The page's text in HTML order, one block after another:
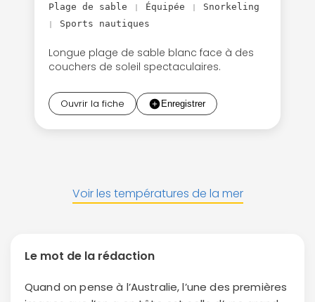
Plage de sable Équipée Snorkeling
Sports nautiques
Longue plage de sable blanc face à des
couchers de soleil spectaculaires.
Ouvrir la fiche
Voir les températures de la mer
Le mot de la rédaction
Quand on pense à l’Australie, l’une des premières